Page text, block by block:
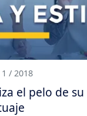
/ 2018
el pelo de